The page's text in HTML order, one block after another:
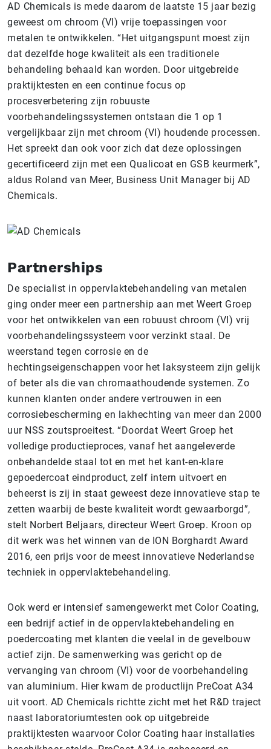
AD Chemicals is mede daarom de laatste 15 jaar bezig
geweest om chroom (VI) vrije toepassingen voor
metalen te ontwikkelen. “Het uitgangspunt moest zijn
dat dezelfde hoge kwaliteit als een traditionele
behandeling behaald kan worden. Door uitgebreide
praktijktesten en een continue focus op
procesverbetering zijn robuuste
voorbehandelingssystemen ontstaan die 1 op 1
vergelijkbaar zijn met chroom (VI) houdende processen.
Het spreekt dan ook voor zich dat deze oplossingen
gecertificeerd zijn met een Qualicoat en GSB keurmerk”,
aldus Roland van Meer, Business Unit Manager bij AD
Chemicals.
Partnerships
De specialist in oppervlaktebehandeling van metalen
ging onder meer een partnership aan met Weert Groep
voor het ontwikkelen van een robuust chroom (VI) vrij
voorbehandelingssysteem voor verzinkt staal. De
weerstand tegen corrosie en de
hechtingseigenschappen voor het laksysteem zijn gelijk
of beter als die van chromaathoudende systemen. Zo
kunnen klanten onder andere vertrouwen in een
corrosiebescherming en lakhechting van meer dan 2000
uur NSS zoutsproeitest. “Doordat Weert Groep het
volledige productieproces, vanaf het aangeleverde
onbehandelde staal tot en met het kant-en-klare
gepoedercoat eindproduct, zelf intern uitvoert en
beheerst is zij in staat geweest deze innovatieve stap te
zetten waarbij de beste kwaliteit wordt gewaarborgd”,
stelt Norbert Beljaars, directeur Weert Groep. Kroon op
dit werk was het winnen van de ION Borghardt Award
2016, een prijs voor de meest innovatieve Nederlandse
techniek in oppervlaktebehandeling.
Ook werd er intensief samengewerkt met Color Coating,
een bedrijf actief in de oppervlaktebehandeling en
poedercoating met klanten die veelal in de gevelbouw
actief zijn. De samenwerking was gericht op de
vervanging van chroom (VI) voor de voorbehandeling
van aluminium. Hier kwam de productlijn PreCoat A34
uit voort. AD Chemicals richtte zicht met het R&D traject
naast laboratoriumtesten ook op uitgebreide
praktijktesten waarvoor Color Coating haar installaties